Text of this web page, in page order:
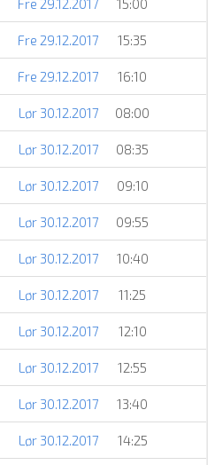
Fre 29.12.2017 15:00
Fre 29.12.2017 15:35
Fre 29.12.2017 16:10
Lør 30.12.2017 08:00
Lør 30.12.2017 08:35
Lør 30.12.2017 09:10
Lør 30.12.2017 09:55
Lør 30.12.2017 10:40
Lør 30.12.2017 11:25
Lør 30.12.2017 12:10
Lør 30.12.2017 12:55
Lør 30.12.2017 13:40
Lør 30.12.2017 14:25